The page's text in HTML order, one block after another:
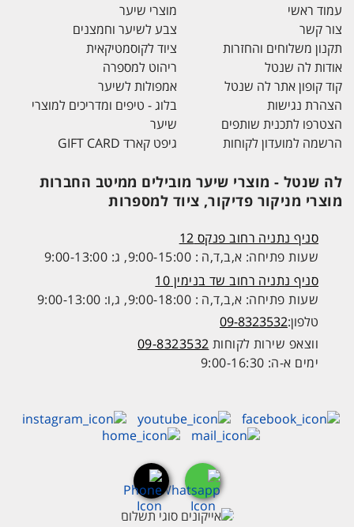
עמוד ראשי
צור קשר
תקנון משלוחים והחזרות
אודות לה שנטל
קוד קופון אתר לה שנטל
הצהרת נגישות
הצטרפו לתכנית שותפים
הרשמה למועדון לקוחות
מוצרי שיער
צבע לשיער וחמצנים
ציוד לקוסמטיקאית
ריהוט למספרה
אמפולות לשיער
בלוג - טיפים ומדריכים למוצרי
שיער
גיפט קארד GIFT CARD
לה שנטל - מוצרי שיער מובילים ממיטב החברות
מוצרי מניקור פדיקור, ציוד למספרות
סניף נתניה רחוב פנקס 12
שעות פתיחה: א,ב,ד,ה : 9:00-15:00, ג: 9:00-13:00
סניף נתניה רחוב שד בנימין 10
שעות פתיחה: א,ב,ד,ה : 9:00-18:00, ג,ו: 9:00-13:00
טלפון:09-8323532
ווצאפ שירות לקוחות 09-8323532
ימים א-ה: 9:00-16:30